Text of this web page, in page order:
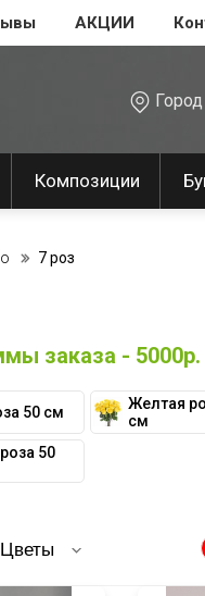
АКЦИИ
Композиции
7 роз
заказа - 5000р.
50 см
Желтая
см
50
Цветы